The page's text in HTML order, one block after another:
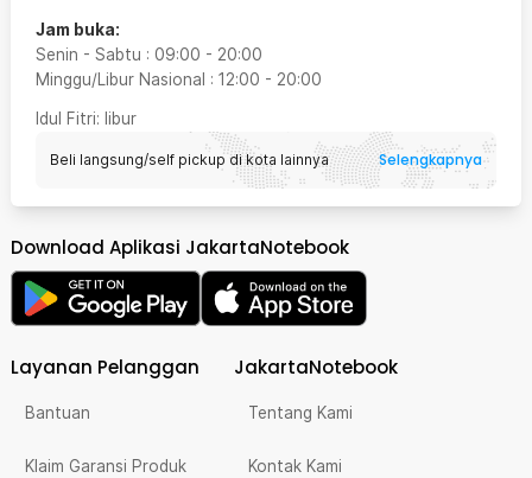
Jam buka:
Senin - Sabtu : 09:00 - 20:00
Minggu/Libur Nasional : 12:00 - 20:00
Idul Fitri: libur
Beli langsung/self pickup di kota lainnya Selengkapnya
Download Aplikasi JakartaNotebook
Layanan Pelanggan
Bantuan
Klaim Garansi Produk
JakartaNotebook
Tentang Kami
Kontak Kami